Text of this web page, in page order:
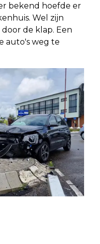
bekend hoefde er
Wel zijn
de klap. Een
auto's weg te